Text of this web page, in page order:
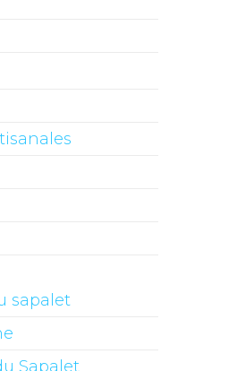
sapalet
Sapalet